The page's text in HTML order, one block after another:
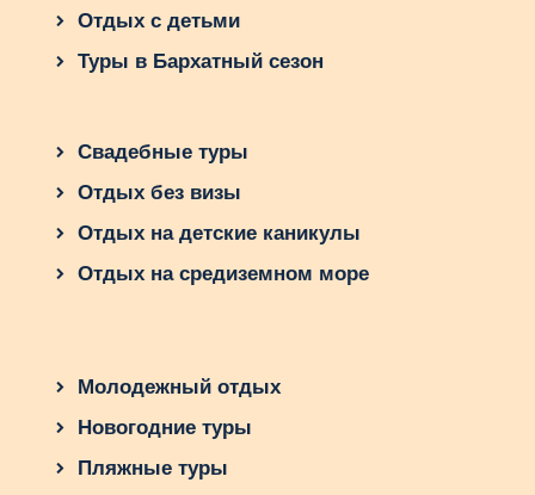
Отдых с детьми
Туры в Бархатный сезон
Свадебные туры
Отдых без визы
Отдых на детские каникулы
Отдых на средиземном море
Молодежный отдых
Новогодние туры
Пляжные туры